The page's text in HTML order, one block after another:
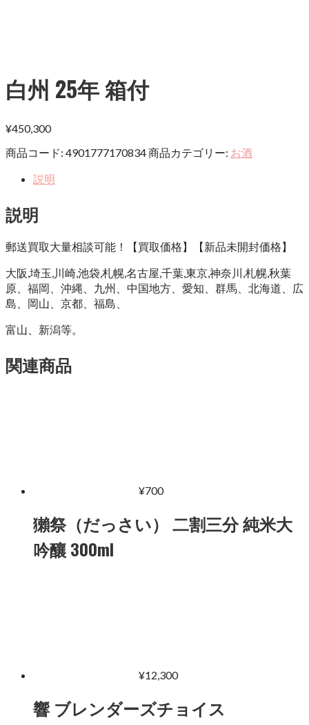
白州 25年 箱付
¥450,300
商品コード: 4901777170834商品カテゴリー: お酒
説明
説明
郵送買取大量相談可能！【買取価格】【新品未開封価格】
大阪,埼玉,川崎,池袋,札幌,名古屋,千葉,東京,神奈川,札幌,秋葉
原、福岡、沖縄、九州、中国地方、愛知、群馬、北海道、広
島、岡山、京都、福島、
富山、新潟等。
関連商品
¥700
獺祭（だっさい） 二割三分 純米大
吟釀 300ml
¥12,300
響 ブレンダーズチョイス